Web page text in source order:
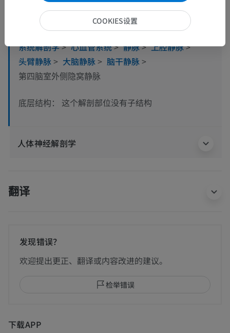
人体解剖学1
系统解剖学> 心血管系统> 静脉> 上腔静脉>
头臂静脉> 大脑静脉> 脑干静脉>
第四脑室外侧隐窝静脉
底层结构： 这个解剖部位没有子结构
人体神经解剖学
翻译
发现错误？
欢迎提出更正、翻译或内容改进的建议。
检举错误
下载APP
COOKIES设置